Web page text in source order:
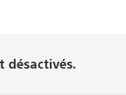
désactivés.